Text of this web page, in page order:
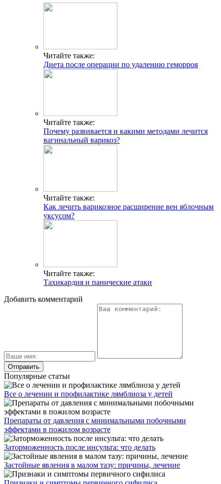
Читайте также:
Диета после операции по удалению геморроя
Читайте также:
Почему развивается и какими методами лечится
вагинальный варикоз?
Читайте также:
Как лечить варикозное расширение вен яблочным
уксусом?
Читайте также:
Тахикардия и панические атаки
Добавить комментарий
Популярные статьи
Все о лечении и профилактике лямблиоза у детей
Препараты от давления с минимальными побочными
эффектами в пожилом возрасте
Заторможенность после инсульта: что делать
Застойные явления в малом тазу: причины, лечение